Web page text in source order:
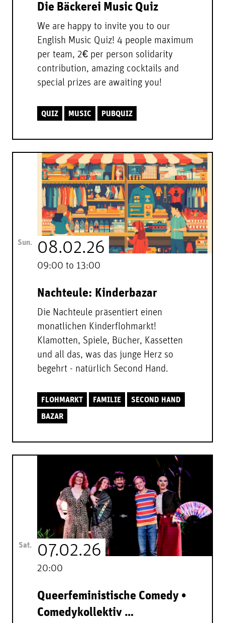
Die Bäckerei Music Quiz
We are happy to invite you to our
English Music Quiz! 4 people maximum
per team, 2€ per person solidarity
contribution, amazing cocktails and
special prizes are awaiting you!
QUIZ MUSIC PUBQUIZ
Sun. 08.02.26
09:00 to 13:00
Nachteule: Kinderbazar
Die Nachteule präsentiert einen
monatlichen Kinderflohmarkt!
Klamotten, Spiele, Bücher, Kassetten
und all das, was das junge Herz so
begehrt - natürlich Second Hand.
FLOHMARKT FAMILIE
SECOND HAND
BAZAR
Sat. 07.02.26
20:00
Queerfeministische Comedy •
Comedykollektiv …